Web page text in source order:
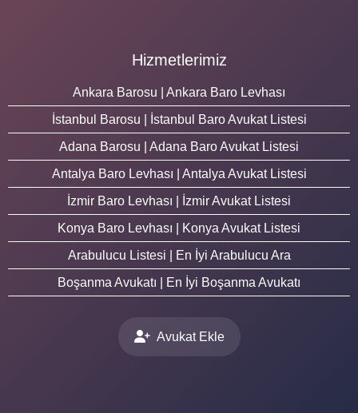
Hizmetlerimiz
Ankara Barosu | Ankara Baro Levhası
İstanbul Barosu | İstanbul Baro Avukat Listesi
Adana Barosu | Adana Baro Avukat Listesi
Antalya Baro Levhası | Antalya Avukat Listesi
İzmir Baro Levhası | İzmir Avukat Listesi
Konya Baro Levhası | Konya Avukat Listesi
Arabulucu Listesi | En İyi Arabulucu Ara
Boşanma Avukatı | En İyi Boşanma Avukatı
Avukat Ekle